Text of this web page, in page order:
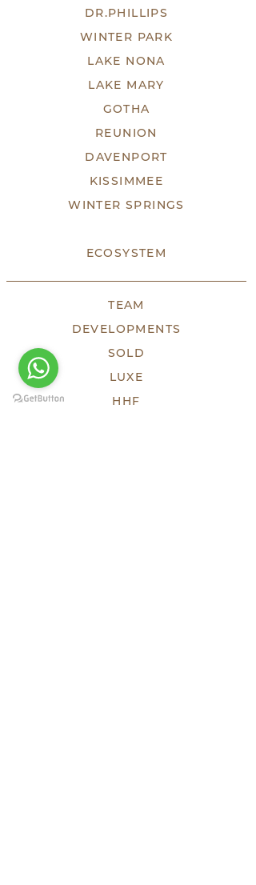
DR.PHILLIPS
WINTER PARK
LAKE NONA
LAKE MARY
GOTHA
REUNION
DAVENPORT
KISSIMMEE
WINTER SPRINGS
ECOSYSTEM
TEAM
DEVELOPMENTS
SOLD
LUXE
HHF